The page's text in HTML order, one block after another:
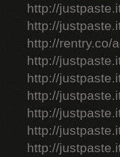
http://
http://
http://rentry.co/
http://
http://
http://
http://
http://
http://